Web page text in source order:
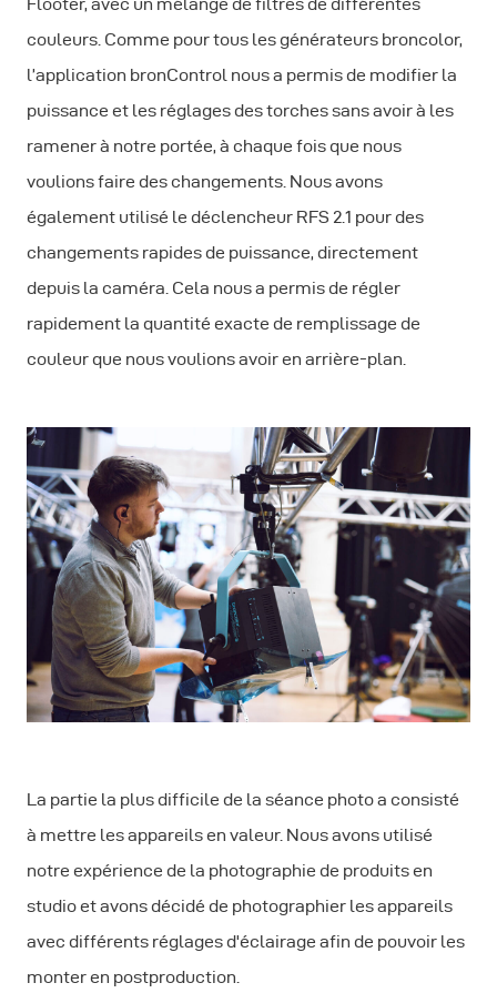
couleurs. Comme pour tous les générateurs broncolor,
l’application bronControl nous a permis de modifier la
puissance et les réglages des torches sans avoir à les
ramener à notre portée, à chaque fois que nous
voulions faire des changements. Nous avons
également utilisé le déclencheur RFS 2.1 pour des
changements rapides de puissance, directement
depuis la caméra. Cela nous a permis de régler
rapidement la quantité exacte de remplissage de
couleur que nous voulions avoir en arrière-plan.
La partie la plus difficile de la séance photo a consisté
à mettre les appareils en valeur. Nous avons utilisé
notre expérience de la photographie de produits en
studio et avons décidé de photographier les appareils
avec différents réglages d'éclairage afin de pouvoir les
monter en postproduction.